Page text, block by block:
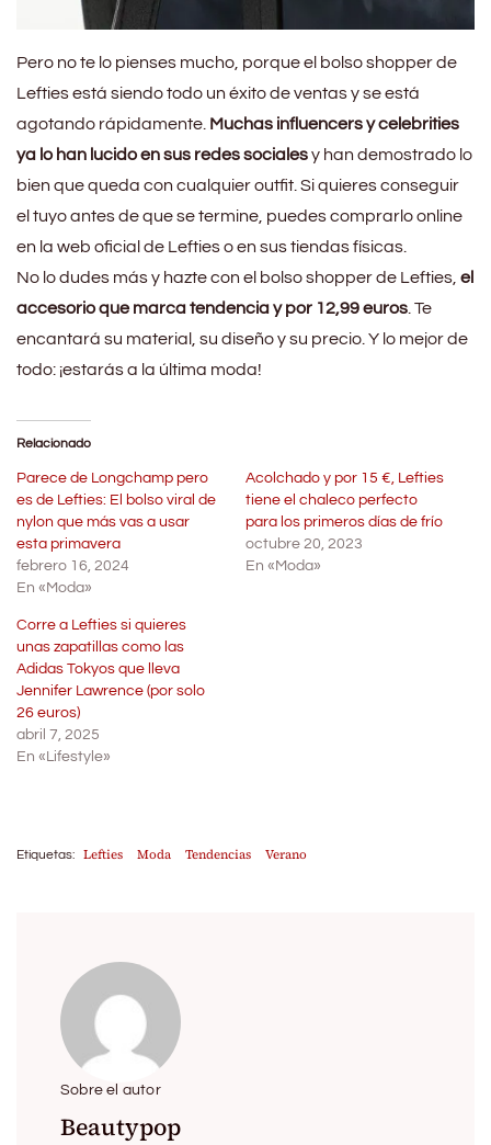
Pero no te lo pienses mucho, porque el bolso shopper de
Lefties está siendo todo un éxito de ventas y se está
agotando rápidamente. Muchas influencers y celebrities
ya lo han lucido en sus redes socialesy han demostrado lo
bien que queda con cualquier outfit. Si quieres conseguir
el tuyo antes de que se termine, puedes comprarlo online
en la web oficial de Lefties o en sus tiendas físicas.
No lo dudes más y hazte con el bolso shopper de Lefties, el
accesorio que marca tendencia y por 12,99 euros . Te
encantará su material, su diseño y su precio. Y lo mejor de
todo: ¡estarás a la última moda!
Relacionado
Parece de Longchamp pero
es de Lefties: El bolso viral de
nylon que más vas a usar
esta primavera
febrero 16, 2024
En «Moda»
Acolchado y por 15 €, Lefties
tiene el chaleco perfecto
para los primeros días de frío
octubre 20, 2023
En «Moda»
Corre a Lefties si quieres
unas zapatillas como las
Adidas Tokyos que lleva
Jennifer Lawrence (por solo
26 euros)
abril 7, 2025
En «Lifestyle»
Etiquetas: Lefties Moda Tendencias Verano
Sobre el autor
Beautypop